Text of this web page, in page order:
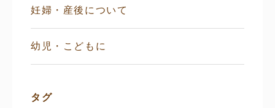
妊婦・産後について
幼児・こどもに
タグ